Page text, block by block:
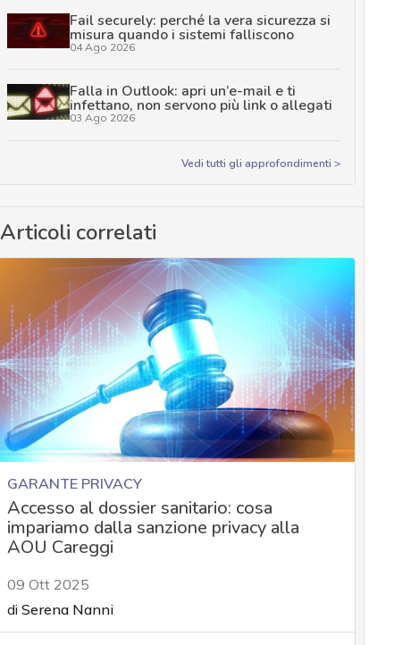
Fail securely: perché la vera sicurezza si
misura quando i sistemi falliscono
04 Ago 2026
Falla in Outlook: apri un’e-mail e ti
infettano, non servono più link o allegati
03 Ago 2026
Vedi tutti gli approfondimenti >
Articoli correlati
GARANTE PRIVACY
Accesso al dossier sanitario: cosa
impariamo dalla sanzione privacy alla
AOU Careggi
09 Ott 2025
di Serena Nanni